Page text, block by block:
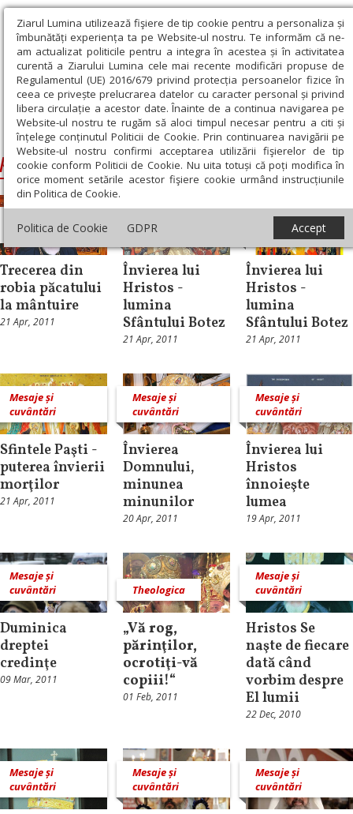
Ziarul Lumina utilizează fişiere de tip cookie pentru a personaliza și
îmbunătăți experiența ta pe Website-ul nostru. Te informăm că ne-
am actualizat politicile pentru a integra în acestea și în activitatea
curentă a Ziarului Lumina cele mai recente modificări propuse de
Regulamentul (UE) 2016/679 privind protecția persoanelor fizice în
ceea ce privește prelucrarea datelor cu caracter personal și privind
libera circulație a acestor date. Înainte de a continua navigarea pe
Website-ul nostru te rugăm să aloci timpul necesar pentru a citi și
înțelege conținutul Politicii de Cookie. Prin continuarea navigării pe
Website-ul nostru confirmi acceptarea utilizării fişierelor de tip
cookie conform Politicii de Cookie. Nu uita totuși că poți modifica în
orice moment setările acestor fişiere cookie urmând instrucțiunile
din Politica de Cookie.
Politica de Cookie GDPR Accept
Ziarul Lumina › pastorala
pastorala
cuvântări
Trecerea din
robia păcatului
la mântuire
21 Apr, 2011
cuvântări
Învierea lui
Hristos -
lumina
Sfântului Botez
21 Apr, 2011
Mesaje și
cuvântări
Învierea lui
Hristos -
lumina
Sfântului Botez
21 Apr, 2011
Mesaje și
cuvântări
Sfintele Paşti -
puterea învierii
morţilor
21 Apr, 2011
Mesaje și
cuvântări
Învierea
Domnului,
minunea
minunilor
20 Apr, 2011
Mesaje și
cuvântări
Învierea lui
Hristos
înnoieşte
lumea
19 Apr, 2011
Mesaje și
cuvântări
Duminica
dreptei
credinţe
09 Mar, 2011
Theologica
„Vă rog,
părinţilor,
ocrotiţi-vă
copiii!“
01 Feb, 2011
Mesaje și
cuvântări
Hristos Se
naşte de fiecare
dată când
vorbim despre
El lumii
22 Dec, 2010
Mesaje și
cuvântări
Mesaje și
cuvântări
Mesaje și
cuvântări